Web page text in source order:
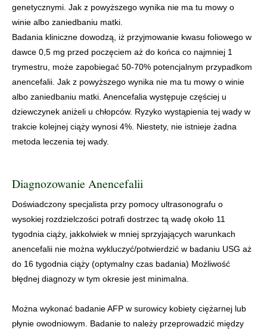
genetycznymi. Jak z powyższego wynika nie ma tu mowy o
winie albo zaniedbaniu matki.
Badania kliniczne dowodzą, iż przyjmowanie kwasu foliowego w
dawce 0,5 mg przed poczęciem aż do końca co najmniej 1
trymestru, może zapobiegać 50-70% potencjalnym przypadkom
anencefalii. Jak z powyższego wynika nie ma tu mowy o winie
albo zaniedbaniu matki. Anencefalia występuje częściej u
dziewczynek aniżeli u chłopców. Ryzyko wystąpienia tej wady w
trakcie kolejnej ciąży wynosi 4%. Niestety, nie istnieje żadna
metoda leczenia tej wady.
Diagnozowanie Anencefalii
Doświadczony specjalista przy pomocy ultrasonografu o
wysokiej rozdzielczości potrafi dostrzec tą wadę około 11
tygodnia ciąży, jakkolwiek w mniej sprzyjających warunkach
anencefalii nie można wykluczyć/potwierdzić w badaniu USG aż
do 16 tygodnia ciąży (optymalny czas badania) Możliwość
błędnej diagnozy w tym okresie jest minimalna.
Można wykonać badanie AFP w surowicy kobiety ciężarnej lub
płynie owodniowym. Badanie to należy przeprowadzić między